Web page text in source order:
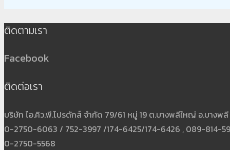
ติดตามเรา
Facebook
ติดต่อเรา
บริษัท ไอ.คิว.พี.โปรดักส์ จำกัด 79/61 หมู่ 19 ต.บางพลีใหญ่ อ.บางพ
0-2750-6063 / 752-3997 /174-6425/174-6426 , 089-814-
0-2750-5568